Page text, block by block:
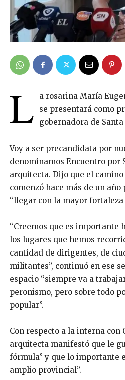
L
a rosarina María
se presentará como
gobernadora de Santa
Voy a ser precandidata por
denominamos Encuentro por
arquitecta. Dijo que el
comenzó hace más de un
“llegar con la mayor fortaleza
“Creemos que es importante
los lugares que hemos
cantidad de dirigentes, de
militantes”, continuó en ese
espacio “siempre va a
peronismo, pero sobre todo
popular”.
Con respecto a la interna con
arquitecta manifestó que le
fórmula” y que lo importante
amplio provincial”.